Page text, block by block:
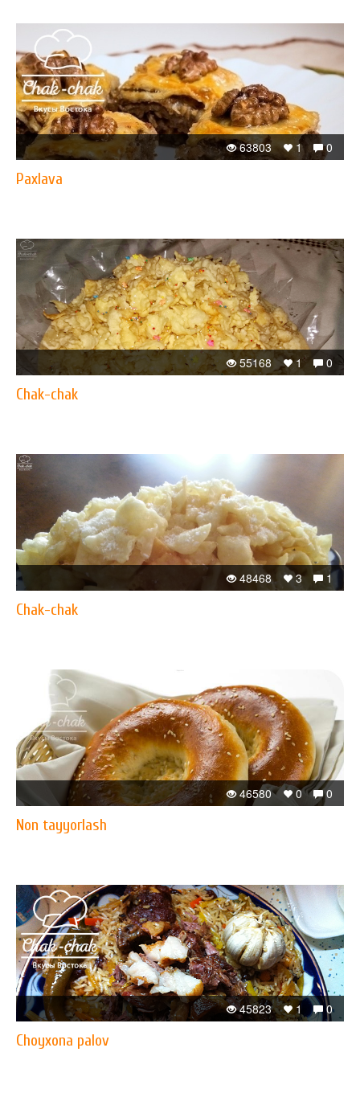
0
1
63803
Paxlava
0
1
55168
Chak-chak
1
3
48468
Chak-chak
0
0
46580
Non tayyorlash
0
1
45823
Choyxona palov